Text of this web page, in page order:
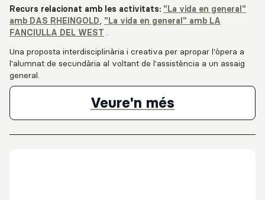
Recurs relacionat amb les activitats: "La vida en general"
amb DAS RHEINGOLD "La vida en general" amb LA
FANCIULLA DEL WEST
Una proposta interdisciplinària i creativa per apropar l'òpera a
l'alumnat de secundària al voltant de l'assistència a un assaig
general.
Veure'n més